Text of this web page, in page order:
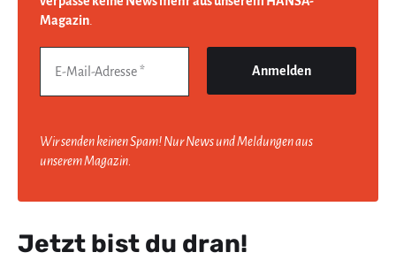
Magazin.
Wir senden keinen Spam! Nur News und Meldungen aus
unserem Magazin.
Jetzt bist du dran!